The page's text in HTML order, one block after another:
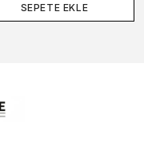
SEPETE EKLE